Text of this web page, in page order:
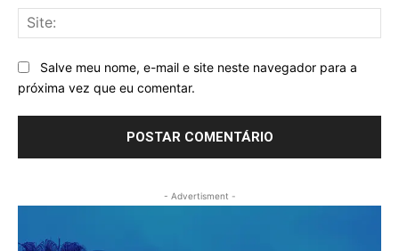
Salve meu nome, e-mail e site neste navegador para a
próxima vez que eu comentar.
- Advertisment -